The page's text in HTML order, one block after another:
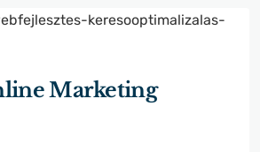
Marketing